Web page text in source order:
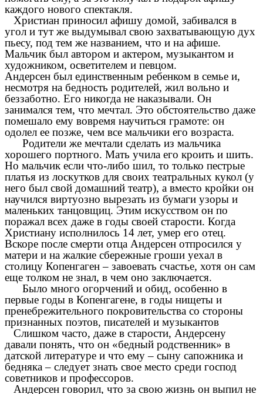
каждого нового спектакля.
Христиан приносил афишу домой, забивался в
угол и тут же выдумывал свою захватывающую дух
пьесу, под тем же названием, что и на афише.
Мальчик был автором и актером, музыкантом и
художником, осветителем и певцом.
Андерсен был единственным ребенком в семье и,
несмотря на бедность родителей, жил вольно и
беззаботно. Его никогда не наказывали. Он
занимался тем, что мечтал. Это обстоятельство даже
помешало ему вовремя научиться грамоте: он
одолел ее позже, чем все мальчики его возраста.
Родители же мечтали сделать из мальчика
хорошего портного. Мать учила его кроить и шить.
Но мальчик если что-либо шил, то только пестрые
платья из лоскутков для своих театральных кукол (у
него был свой домашний театр), а вместо кройки он
научился виртуозно вырезать из бумаги узоры и
маленьких танцовщиц. Этим искусством он по
поражал всех даже в годы своей старости. Когда
Христиану исполнилось 14 лет, умер его отец.
Вскоре после смерти отца Андерсен отпросился у
матери и на жалкие сбережные гроши уехал в
столицу Копенгаген – завоевать счастье, хотя он сам
еще толком не знал, в чем оно заключается.
Было много огорчений и обид, особенно в
первые годы в Копенгагене, в годы нищеты и
пренебрежительного покровительства со стороны
признанных поэтов, писателей и музыкантов
Слишком часто, даже в старости, Андерсену
давали понять, что он «бедный родственник» в
датской литературе и что ему – сыну сапожника и
бедняка – следует знать свое место среди господ
советников и профессоров.
Андерсен говорил, что за свою жизнь он выпил не